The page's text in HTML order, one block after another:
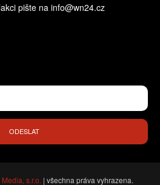
pište na info@wn24.cz
ODESLAT
s.r.o. | všechna práva vyhrazena.